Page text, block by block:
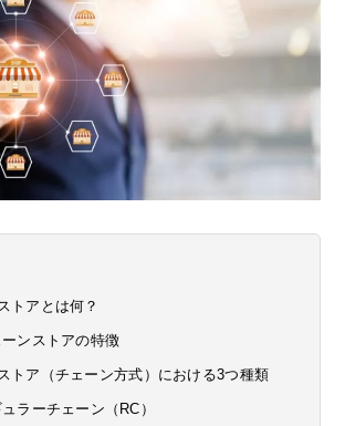
トアとは何？
ンストアの特徴
トア（チェーン方式）における3つ種類
ラーチェーン（RC）